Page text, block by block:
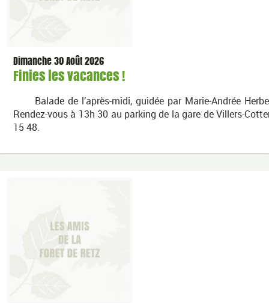
Dimanche 30 Août 2026
Finies les vacances !
Balade de l’après-midi, guidée par Marie-Andrée
Rendez-vous à 13h 30 au parking de la gare de Villers-
15 48.